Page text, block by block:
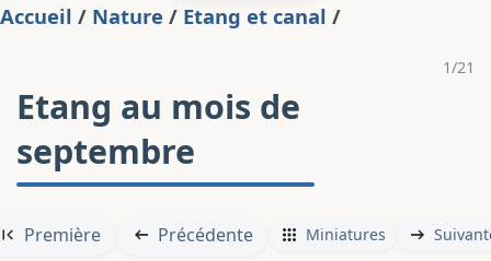
Accueil / Nature / Etang et canal /
1/21
Etang au mois de
septembre
Première Précédente Miniatures